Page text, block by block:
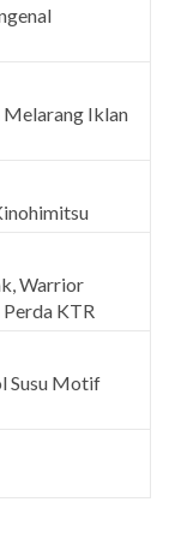
Iklan
Warrior
KTR
Susu Motif